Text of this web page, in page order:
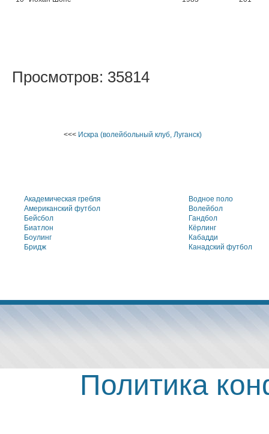
Просмотров: 35814
<<< Искра (волейбольный клуб, Луганск)
Академическая гребля
Американский футбол
Бейсбол
Биатлон
Боулинг
Бридж
Водное поло
Волейбол
Гандбол
Кёрлинг
Кабадди
Канадский футбол
Политика